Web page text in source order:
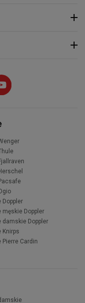
Doppler
męskie Doppler
damskie Doppler
Knirps
Pierre Cardin